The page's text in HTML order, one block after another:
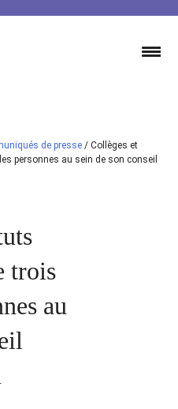
de presse / Collèges et
personnes au sein de son conseil
trois
au